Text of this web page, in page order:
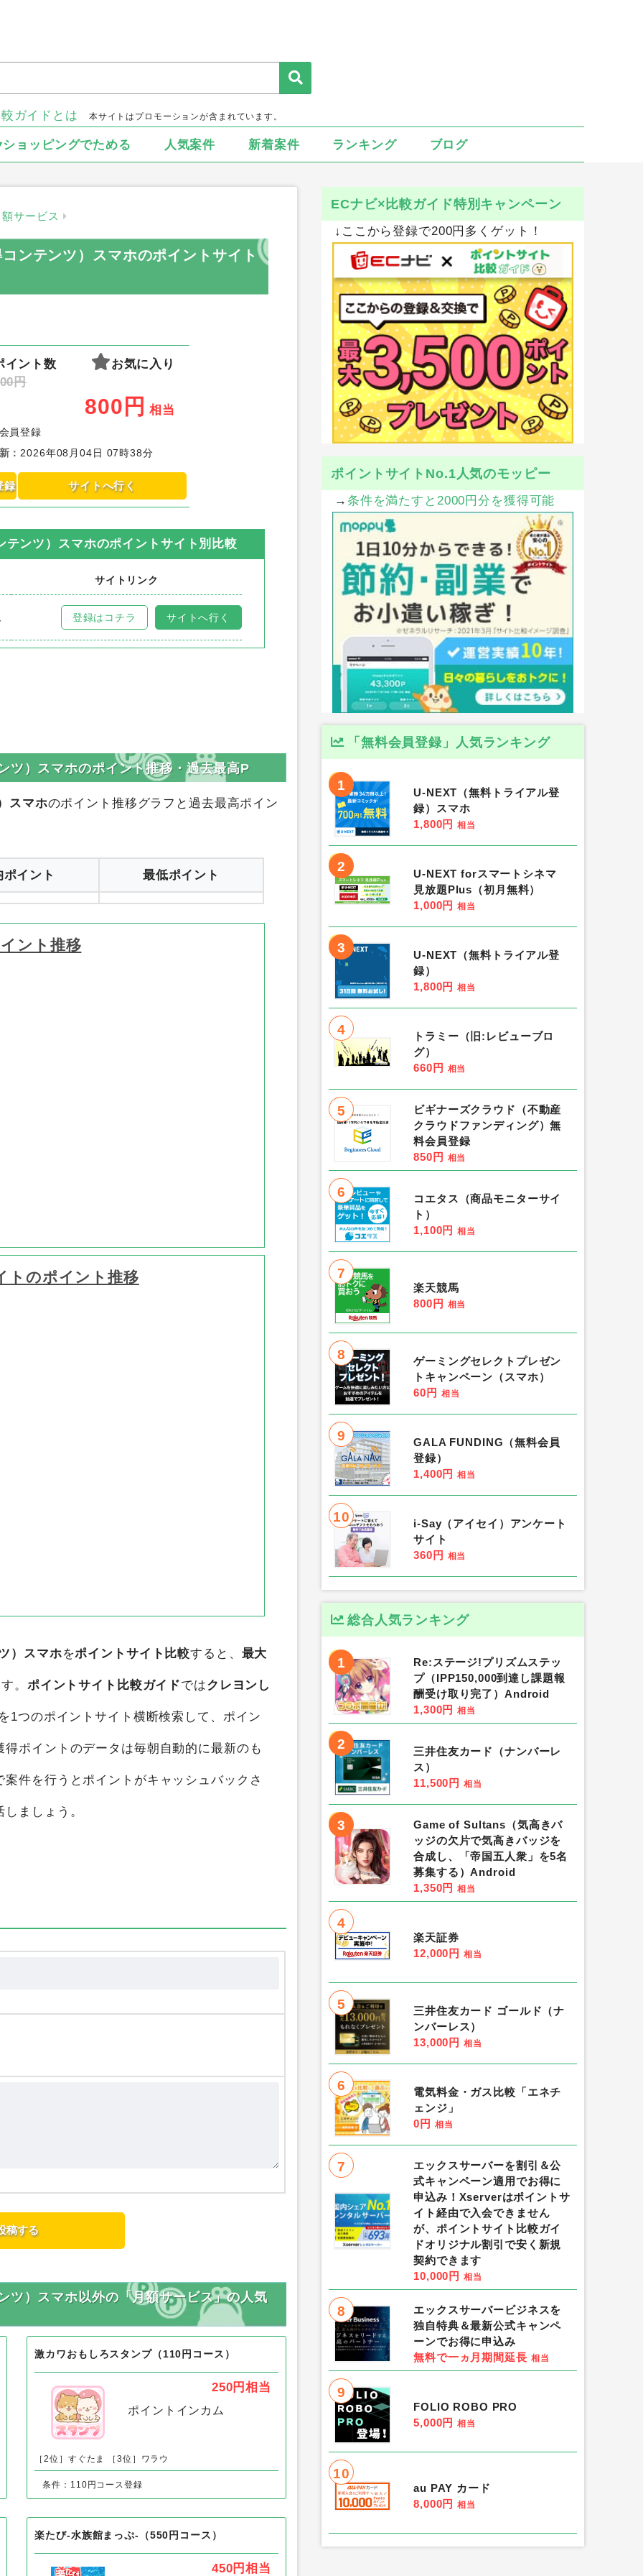
ガイドとは 本サイトはプロモーションが含まれています。
ショッピングでためる 人気案件 新着案件 ランキング ブログ
額サービス
ンテンツ）スマホのポイントサイト
イント数
お気に入り
円
800 円 相当
会員登録
： 2026年08月04日 07時38分
録 サイトへ行く
テンツ）スマホのポイントサイト別比較
サイトリンク
登録はコチラ サイトへ行く
ツ）スマホのポイント推移・過去最高P
スマホのポイント推移グラフと過去最高ポイン
ポイント 最低ポイント
ント推移
トのポイント推移
）スマホをポイントサイト比較すると、 最大
。 ポイントサイト比較ガイドではクレヨンし
を1つのポイントサイト横断検索して、ポイン
ポイントのデータは毎朝自動的に最新のも
件を行うとポイントがキャッシュバックさ
ましょう。
ツ）スマホ以外の「月額サービス」の人気
激カワおもしろスタンプ（110円コース）
250円相当
ポイントインカム
［2位］すぐたま ［3位］ワラウ
条件：110円コース登録
楽たび-水族館まっぷ-（550円コース）
450円相当
ECナビ×比較ガイド特別キャンペーン
↓ここから登録で200円多くゲット！
ポイントサイトNo.1人気のモッピー
→ 条件を満たすと2000円分を獲得可能
「無料会員登録」人気ランキング
1
U-NEXT（無料トライアル登
録）スマホ
1,800円 相当
2
U-NEXT forスマートシネマ
見放題Plus（初月無料）
1,000円 相当
3
U-NEXT（無料トライアル登
録）
1,800円 相当
4
トラミー（旧:レビューブロ
グ）
660円 相当
5
ビギナーズクラウド（不動産
クラウドファンディング）無
料会員登録
850円 相当
6
コエタス（商品モニターサイ
ト）
1,100円 相当
7
楽天競馬
800円 相当
8
ゲーミングセレクトプレゼン
トキャンペーン（スマホ）
60円 相当
9
GALA FUNDING（無料会員
登録）
1,400円 相当
10
i-Say（アイセイ）アンケート
サイト
360円 相当
総合人気ランキング
1
Re:ステージ!プリズムステッ
プ（IPP150,000到達し課題報
酬受け取り完了）Android
1,300円 相当
2
三井住友カード（ナンバーレ
ス）
11,500円 相当
3
Game of Sultans（気高きバ
ッジの欠片で気高きバッジを
合成し、「帝国五人衆」を5名
募集する）Android
1,350円 相当
4
楽天証券
12,000円 相当
5
三井住友カード ゴールド（ナ
ンバーレス）
13,000円 相当
6
電気料金・ガス比較「エネチ
ェンジ」
0円 相当
7
エックスサーバーを割引＆公
式キャンペーン適用でお得に
申込み！Xserverはポイントサ
イト経由で入会できません
が、ポイントサイト比較ガイ
ドオリジナル割引で安く新規
契約できます
10,000円 相当
8
エックスサーバービジネスを
独自特典＆最新公式キャンペ
ーンでお得に申込み
無料で一ヵ月期間延長 相当
9
FOLIO ROBO PRO
5,000円 相当
10
au PAY カード
8,000円 相当